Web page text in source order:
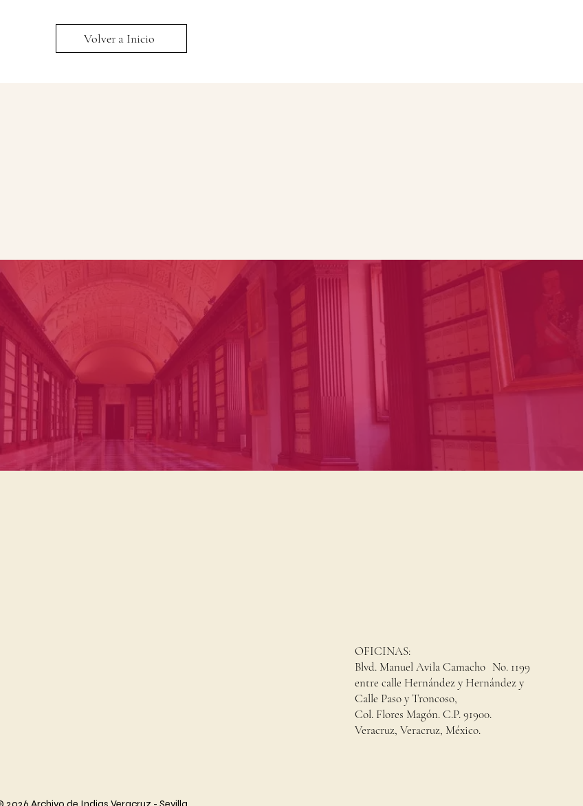
Volver a Inicio
OFICINAS:
Blvd. Manuel Avila Camacho No. 1199
entre calle Hernández y Hernández y
Calle Paso y Troncoso,
Col. Flores Magón. C.P. 91900.
Veracruz, Veracruz, México.